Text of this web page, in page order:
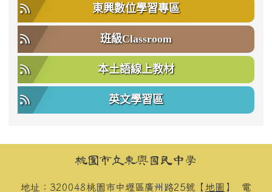
東興數位學習專區
班級Classroom
本土語線上教材
英文學習區
頁尾區域內容桃園市立東興國民中學
地址：320048桃園市中壢區廣州路25號【 地圖 】 電